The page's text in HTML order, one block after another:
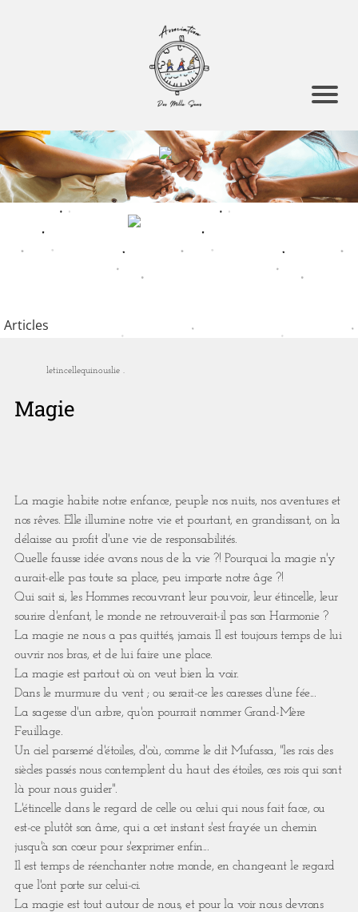
Articles
letincellequinouslie .
Magie
La magie habite notre enfance, peuple nos nuits, nos aventures et
nos rêves. Elle illumine notre vie et pourtant, en grandissant, on la
délaisse au profit d'une vie de responsabilités.
Quelle fausse idée avons nous de la vie ?! Pourquoi la magie n'y
aurait-elle pas toute sa place, peu importe notre âge ?!
Qui sait si, les Hommes recouvrant leur pouvoir, leur étincelle, leur
sourire d'enfant, le monde ne retrouverait-il pas son Harmonie ?
La magie ne nous a pas quittés, jamais. Il est toujours temps de lui
ouvrir nos bras, et de lui faire une place.
La magie est partout où on veut bien la voir.
Dans le murmure du vent ; ou serait-ce les caresses d'une fée...
La sagesse d'un arbre, qu'on pourrait nommer Grand-Mère
Feuillage.
Un ciel parsemé d'étoiles, d'où, comme le dit Mufassa, "les rois des
siècles passés nous contemplent du haut des étoiles, ces rois qui sont
là pour nous guider".
L'étincelle dans le regard de celle ou celui qui nous fait face, ou
est-ce plutôt son âme, qui a cet instant s'est frayée un chemin
jusqu'à son coeur pour s'exprimer enfin...
Il est temps de réenchanter notre monde, en changeant le regard
que l'ont porte sur celui-ci.
La magie est tout autour de nous, et pour la voir nous devrons